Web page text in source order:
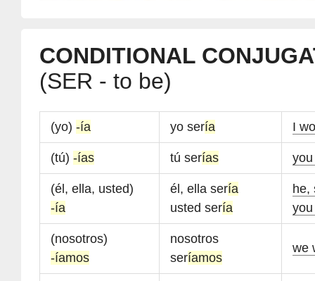
CONDITIONAL
(SER - to be)
(yo) -ía yo sería I
(tú) -ías tú serías
(él, ella, usted)
-ía
él, ella sería
usted sería
he,
(nosotros)
-íamos
nosotros
seríamos
we